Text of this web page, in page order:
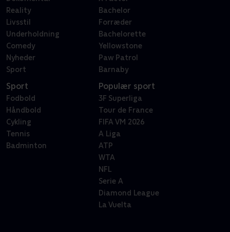
Reality
Livsstil
Underholdning
Comedy
Nyheder
Sport
Bachelor
Forræder
Bachelorette
Yellowstone
Paw Patrol
Barnaby
Sport
Fodbold
Håndbold
Cykling
Tennis
Badminton
Populær sport
3F Superliga
Tour de France
FIFA VM 2026
A Liga
ATP
WTA
NFL
Serie A
Diamond League
La Vuelta